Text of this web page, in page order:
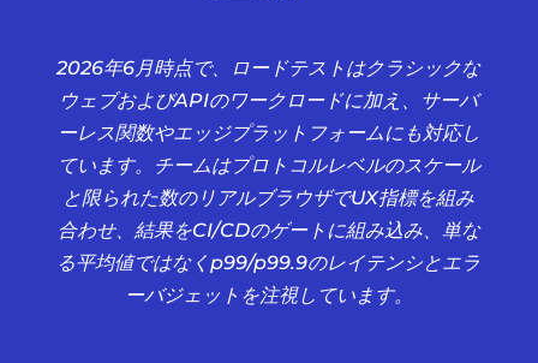
2026年6月時点で、ロードテストはクラシックな
ウェブおよびAPIのワークロードに加え、サーバ
ーレス関数やエッジプラットフォームにも対応し
ています。チームはプロトコルレベルのスケール
と限られた数のリアルブラウザでUX指標を組み
合わせ、結果をCI/CDのゲートに組み込み、単な
る平均値ではなくp99/p99.9のレイテンシとエラ
ーバジェットを注視しています。